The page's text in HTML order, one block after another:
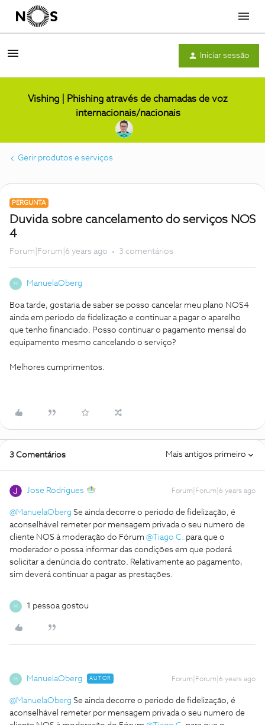
Menu
Iniciar sessão
Vishing | Phishing através de chamadas de voz
internacionais/nacionais
Gerir produtos e serviços
PERGUNTA
Duvida sobre cancelamento do serviços NOS
4
Forum|Forum|6 years ago 3 comentários
M ManuelaOberg
Boa tarde, gostaria de saber se posso cancelar meu plano NOS4
ainda em período de fidelização e continuar a pagar o aparelho
que tenho financiado. Posso continuar o pagamento mensal do
equipamento mesmo cancelando o serviço?
Melhores cumprimentos.
3 Comentários Mais antigos primeiro
Jose Rodrigues Forum|Forum|6 years ago
@ManuelaOberg Se ainda decorre o periodo de fidelização, é
aconselhável remeter por mensagem privada o seu numero de
cliente NOS à moderação do Fórum @Tiago C. para que o
moderador o possa informar das condições em que poderá
solicitar a denúncia do contrato. Relativamente ao pagamento,
sim deverá continuar a pagar as prestações.
M 1 pessoa gostou
M ManuelaOberg AUTOR Forum|Forum|6 years ago
@ManuelaOberg Se ainda decorre o periodo de fidelização, é
aconselhável remeter por mensagem privada o seu numero de